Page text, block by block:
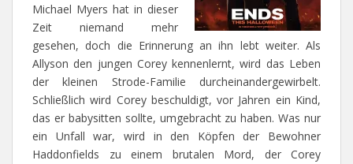
Michael Myers hat in dieser
Zeit niemand mehr
gesehen, doch die Erinnerung an ihn lebt weiter. Als
Allyson den jungen Corey kennenlernt, wird das Leben
der kleinen Strode-Familie durcheinandergewirbelt.
Schließlich wird Corey beschuldigt, vor Jahren ein Kind,
das er babysitten sollte, umgebracht zu haben. Was nur
ein Unfall war, wird in den Köpfen der Bewohner
Haddonfields zu einem brutalen Mord, der Corey